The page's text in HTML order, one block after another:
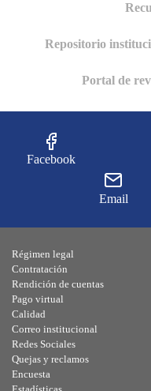
Repositorio
Portal de
Facebook
Email
Régimen legal
Contratación
Rendición de cuentas
Pago virtual
Calidad
Correo institucional
Redes Sociales
Quejas y reclamos
Encuesta